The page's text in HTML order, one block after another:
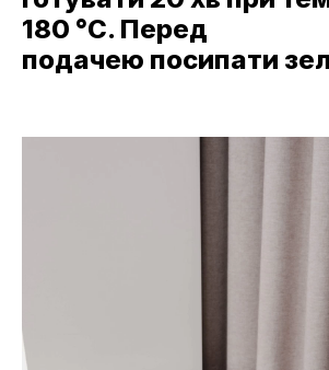
180 °C. Перед
подачею посипати